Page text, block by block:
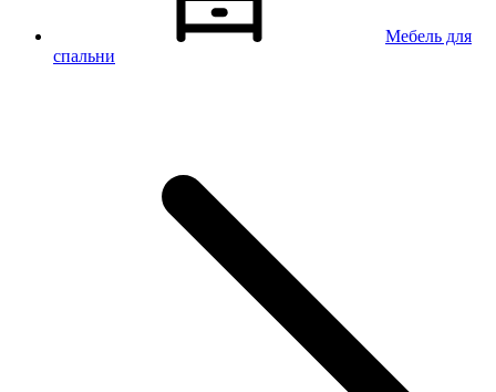
Мебель для
спальни